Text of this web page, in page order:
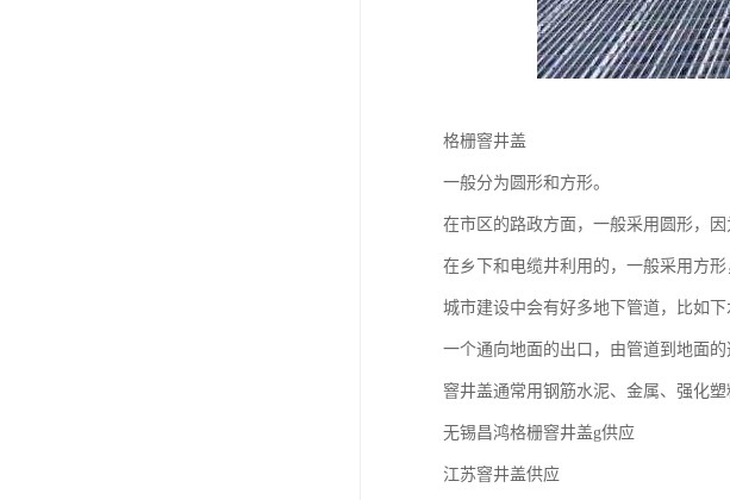
格栅窨井盖
一般分为圆形和方形。
在市区的路政方面，一般采用圆形，
在乡下和电缆井利用的，一般采用方
城市建设中会有好多地下管道，比如
一个通向地面的出口，由管道到地面
窨井盖通常用钢筋水泥、金属、强化
无锡昌鸿格栅窨井盖g供应
江苏窨井盖供应